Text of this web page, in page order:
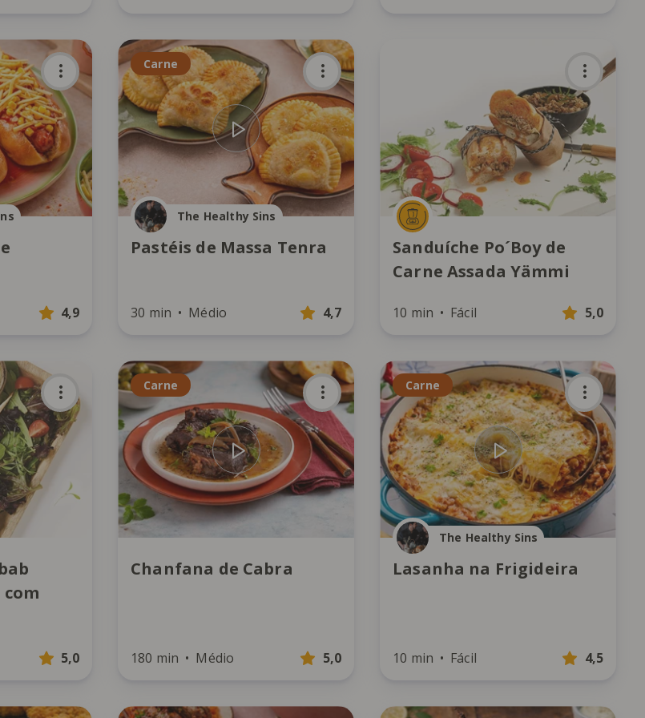
4,9
Carne
The Healthy Sins
Pastéis de Massa Tenra
30 min Médio 4,7
Sanduíche Po´Boy de
Carne Assada Yämmi
10 min Fácil 5,0
5,0
Carne
Chanfana de Cabra
180 min Médio 5,0
Carne
The Healthy Sins
Lasanha na Frigideira
10 min Fácil 4,5